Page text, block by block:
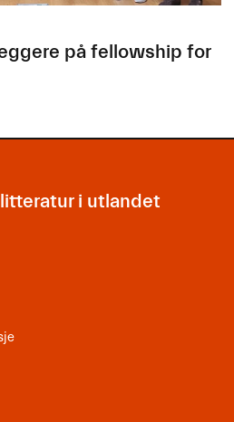
på fellowship for
i utlandet